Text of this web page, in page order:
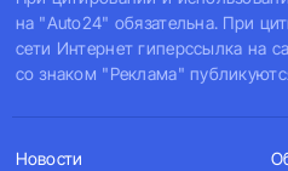
на "Auto24" обязательна. При
сети Интернет гиперссылка на
со знаком "Реклама"
Новости